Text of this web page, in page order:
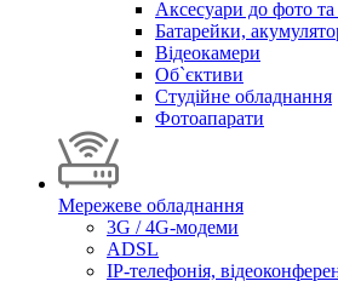
Аксесуари до фото та
Батарейки,
Відеокамери
Об`єктиви
Студійне обладнання
Фотоапарати
Мережеве обладнання
3G / 4G-модеми
ADSL
IP-телефонія,